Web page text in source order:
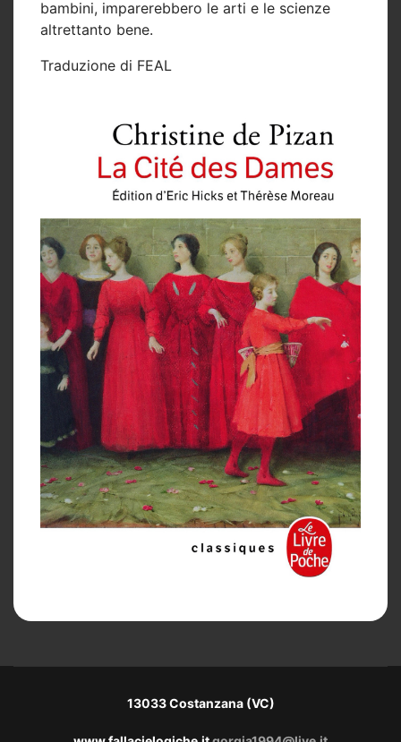
bambini, imparerebbero le arti e le scienze
altrettanto bene.
Traduzione di FEAL
13033 Costanzana (VC)